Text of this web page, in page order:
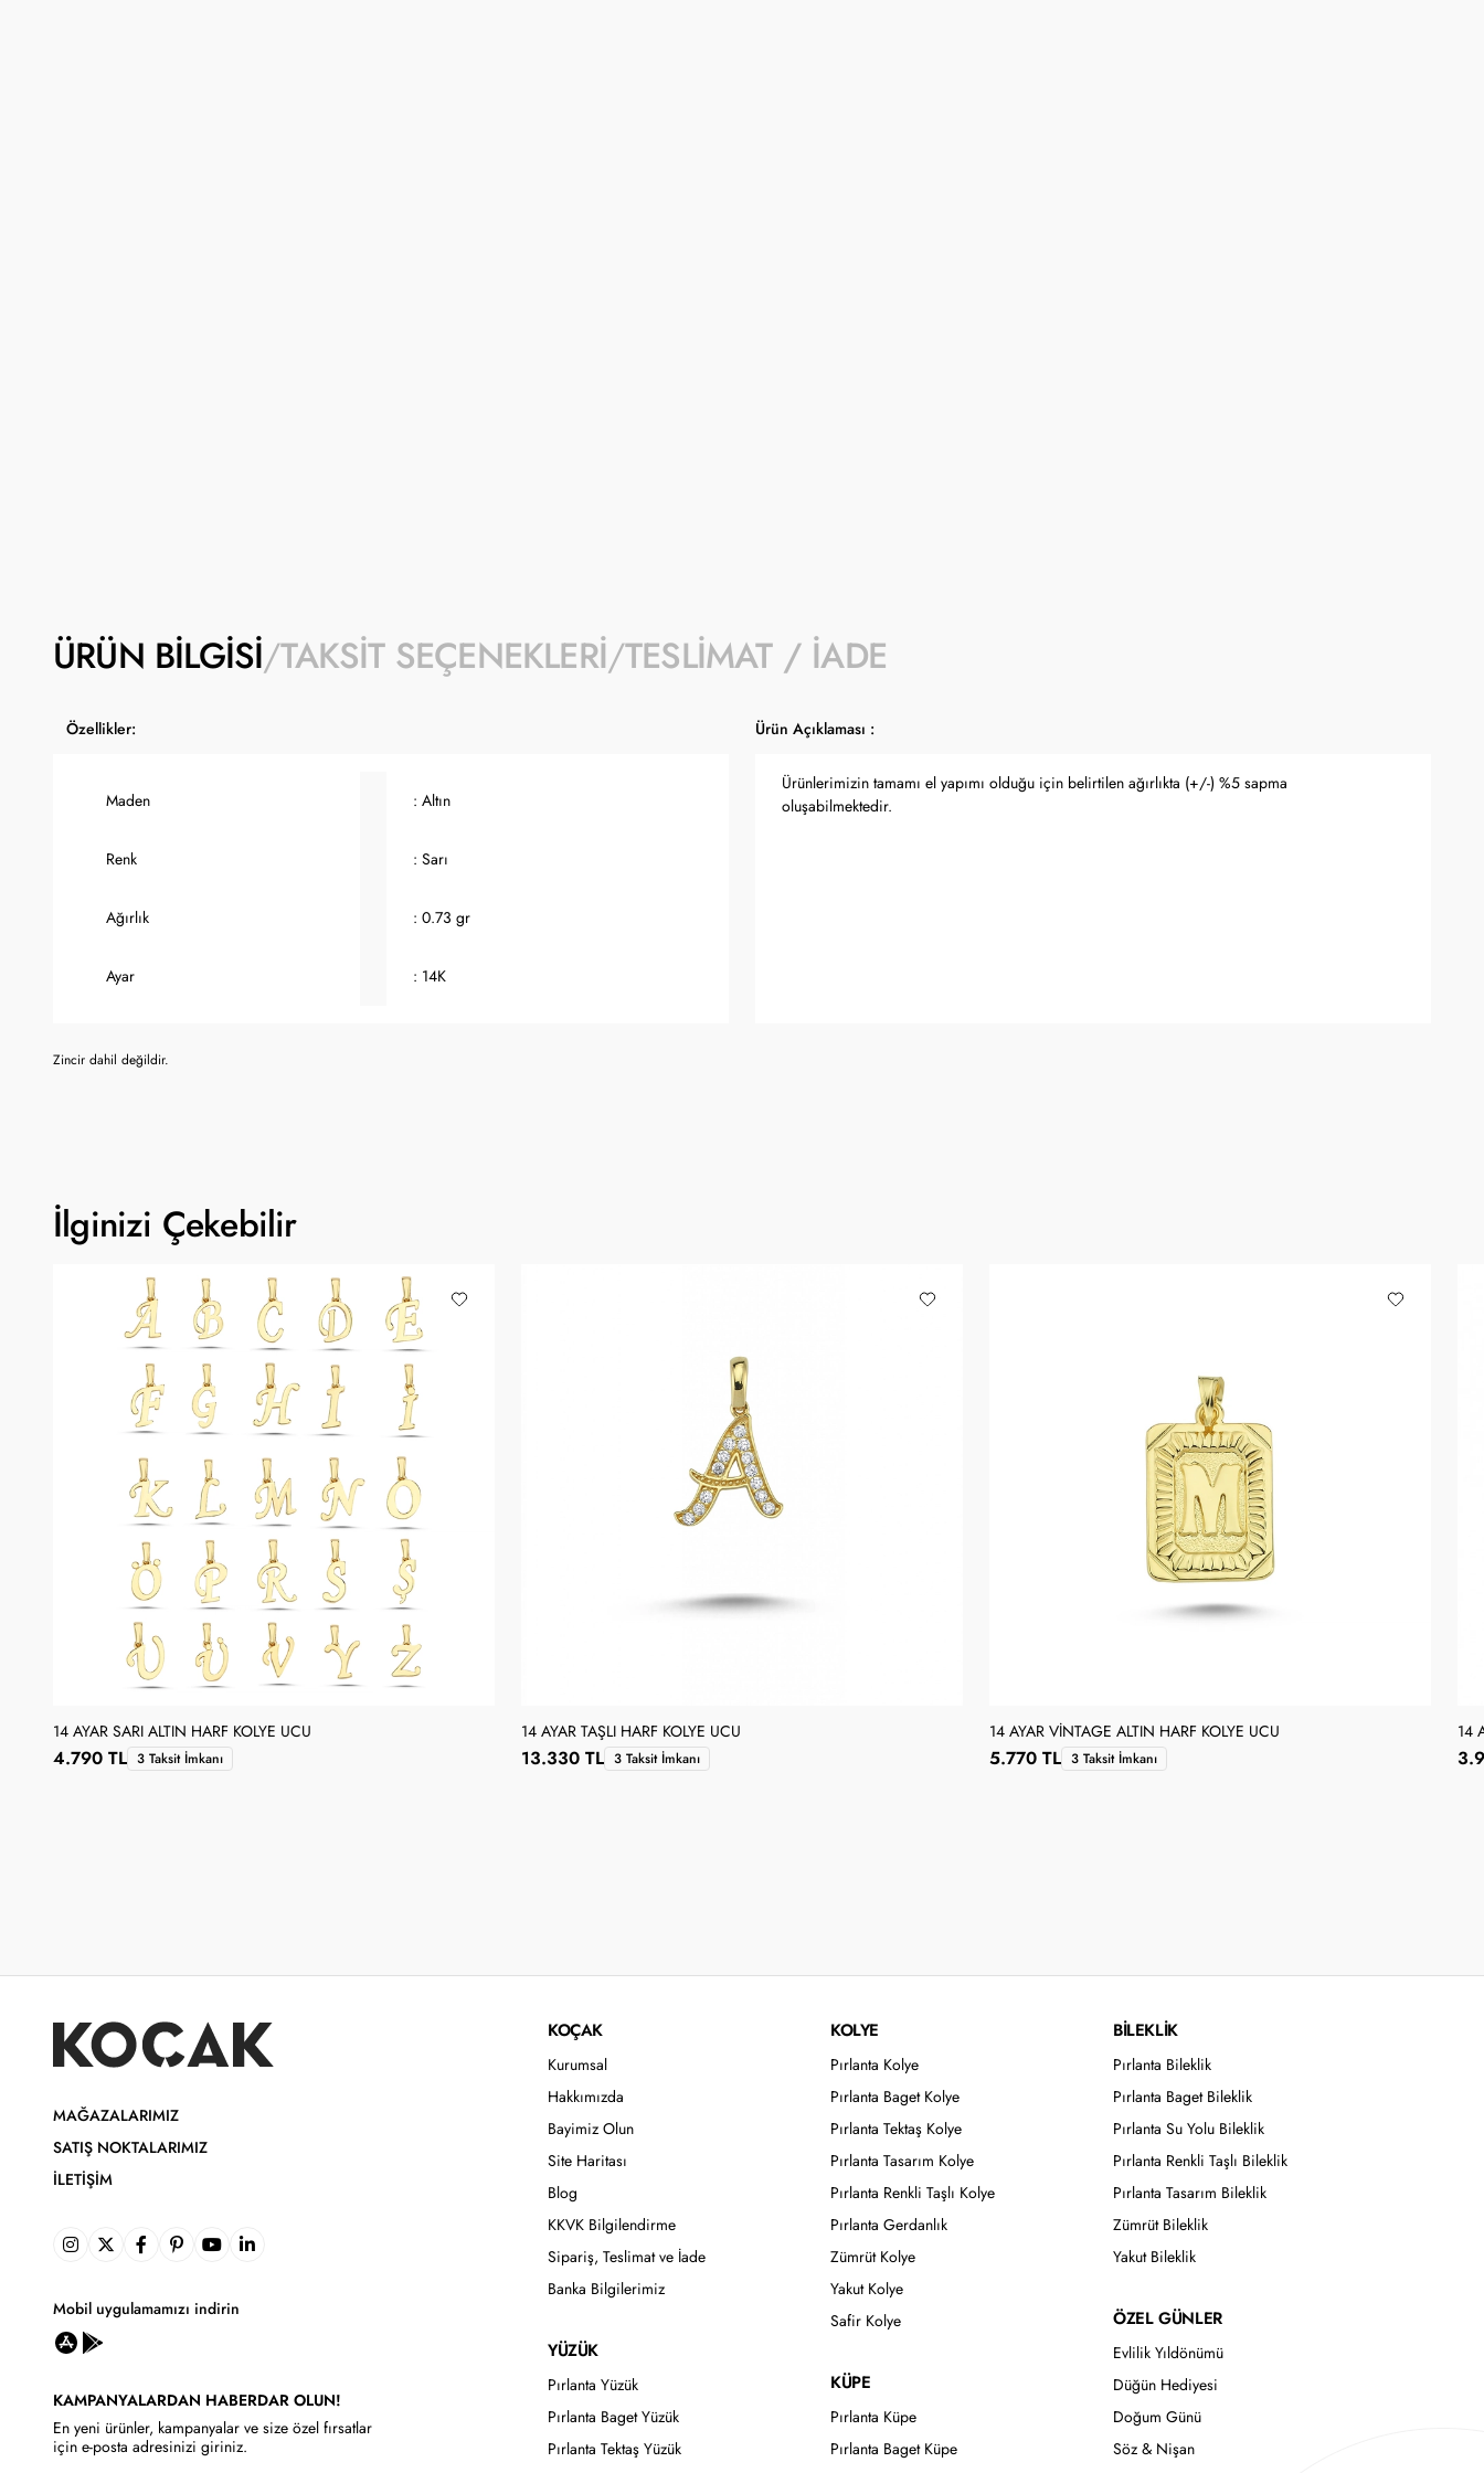
ÜRÜN BILGISI TAKSIT SEÇENEKLERI TESLIMAT / İADE
Özellikler: Ürün Açıklaması :
Maden : Altın
Renk : Sarı
Ağırlık : 0.73 gr
Ayar : 14K
Ürünlerimizin tamamı el yapımı olduğu için belirtilen ağırlıkta (+/-) %5 sapma
oluşabilmektedir.
Zincir dahil değildir.
İlginizi Çekebilir
14 AYAR SARI ALTIN HARF KOLYE UCU
4.790 TL 3 Taksit İmkanı
14 AYAR TAŞLI HARF KOLYE UCU
13.330 TL 3 Taksit İmkanı
14 AYAR VINTAGE ALTIN HARF KOLYE UCU
5.770 TL 3 Taksit İmkanı
14
MAĞAZALARIMIZ
SATIŞ NOKTALARIMIZ
İLETIŞIM
Mobil uygulamamızı indirin
KAMPANYALARDAN HABERDAR OLUN!
En yeni ürünler, kampanyalar ve size özel fırsatlar
için e-posta adresinizi giriniz.
KOÇAK
Kurumsal
Hakkımızda
Bayimiz Olun
Site Haritası
Blog
KKVK Bilgilendirme
Sipariş, Teslimat ve İade
Banka Bilgilerimiz
YÜZÜK
Pırlanta Yüzük
Pırlanta Baget Yüzük
Pırlanta Tektaş Yüzük
KOLYE
Pırlanta Kolye
Pırlanta Baget Kolye
Pırlanta Tektaş Kolye
Pırlanta Tasarım Kolye
Pırlanta Renkli Taşlı Kolye
Pırlanta Gerdanlık
Zümrüt Kolye
Yakut Kolye
Safir Kolye
KÜPE
Pırlanta Küpe
Pırlanta Baget Küpe
BİLEKLİK
Pırlanta Bileklik
Pırlanta Baget Bileklik
Pırlanta Su Yolu Bileklik
Pırlanta Renkli Taşlı Bileklik
Pırlanta Tasarım Bileklik
Zümrüt Bileklik
Yakut Bileklik
ÖZEL GÜNLER
Evlilik Yıldönümü
Düğün Hediyesi
Doğum Günü
Söz & Nişan